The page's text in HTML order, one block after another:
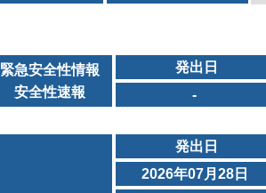
緊急安全性情報
安全性速報
発出日
-
発出日
2026年07月28日